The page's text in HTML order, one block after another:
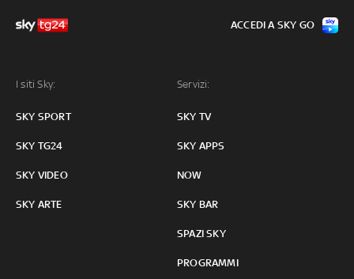
I siti Sky:
SKY SPORT
SKY TG24
SKY VIDEO
SKY ARTE
Servizi:
SKY TV
SKY APPS
NOW
SKY BAR
SPAZI SKY
PROGRAMMI
ACCEDI A SKY GO